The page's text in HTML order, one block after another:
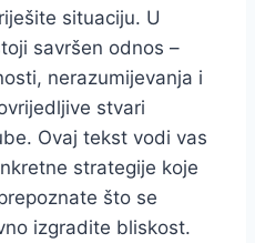
situaciju. U
savršen odnos –
nerazumijevanja i
stvari
Ovaj tekst vodi vas
strategije koje
što se
izgradite bliskost.